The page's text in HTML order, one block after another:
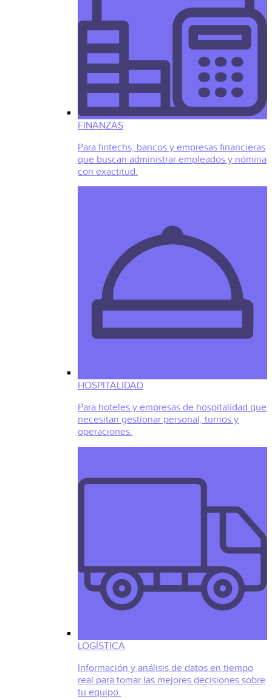
FINANZAS
Para fintechs, bancos y empresas financieras
que buscan administrar empleados y nómina
con exactitud.
HOSPITALIDAD
Para hoteles y empresas de hospitalidad que
necesitan gestionar personal, turnos y
operaciones.
LOGÍSTICA
Información y análisis de datos en tiempo
real para tomar las mejores decisiones sobre
tu equipo.